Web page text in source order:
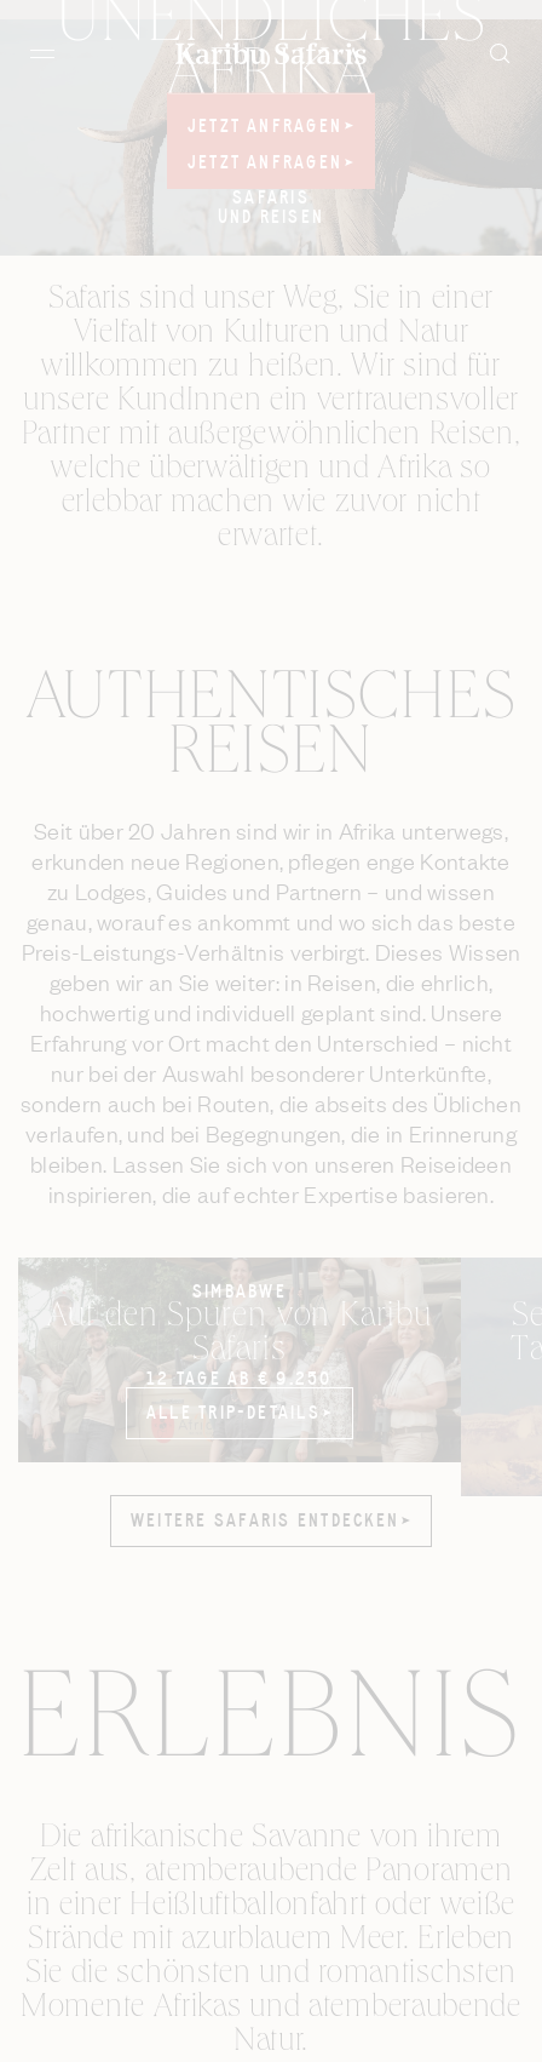
JETZT ANFRAGEN
JETZT ANFRAGEN
UNENDLICHES
AFRIKA
JETZT ANFRAGEN
JETZT ANFRAGEN
SAFARIS
UND REISEN
Safaris sind unser Weg, Sie in einer
Vielfalt von Kulturen und Natur
willkommen zu heißen. Wir sind für
unsere KundInnen ein vertrauensvoller
Partner mit außergewöhnlichen Reisen,
welche überwältigen und Afrika so
erlebbar machen wie zuvor nicht
erwartet.
AUTHENTISCHES
REISEN
Seit über 20 Jahren sind wir in Afrika unterwegs,
erkunden neue Regionen, pflegen enge Kontakte
zu Lodges, Guides und Partnern – und wissen
genau, worauf es ankommt und wo sich das beste
Preis-Leistungs-Verhältnis verbirgt. Dieses Wissen
geben wir an Sie weiter: in Reisen, die ehrlich,
hochwertig und individuell geplant sind. Unsere
Erfahrung vor Ort macht den Unterschied – nicht
nur bei der Auswahl besonderer Unterkünfte,
sondern auch bei Routen, die abseits des Üblichen
verlaufen, und bei Begegnungen, die in Erinnerung
bleiben. Lassen Sie sich von unseren Reiseideen
inspirieren, die auf echter Expertise basieren.
SIMBABWE
Auf den Spuren von Karibu
Safaris
12 TAGE AB € 9.250
ALLE TRIP-DETAILS
ALLE TRIP-DETAILS
WEITERE SAFARIS ENTDECKEN
WEITERE SAFARIS ENTDECKEN
ERLEBNIS
Die afrikanische Savanne von ihrem
Zelt aus, atemberaubende Panoramen
in einer Heißluftballonfahrt oder weiße
Strände mit azurblauem Meer. Erleben
Sie die schönsten und romantischsten
Momente Afrikas und atemberaubende
Natur.